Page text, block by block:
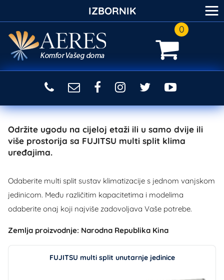
0
Održite ugodu na cijeloj etaži ili u samo dvije ili
više prostorija sa FUJITSU multi split klima
uređajima.
Odaberite multi split sustav klimatizacije s jednom vanjskom
jedinicom. Među različitim kapacitetima i modelima
odaberite onaj koji najviše zadovoljava Vaše potrebe.
Zemlja proizvodnje: Narodna Republika Kina
FUJITSU multi split unutarnje jedinice
IZBORNIK ≡